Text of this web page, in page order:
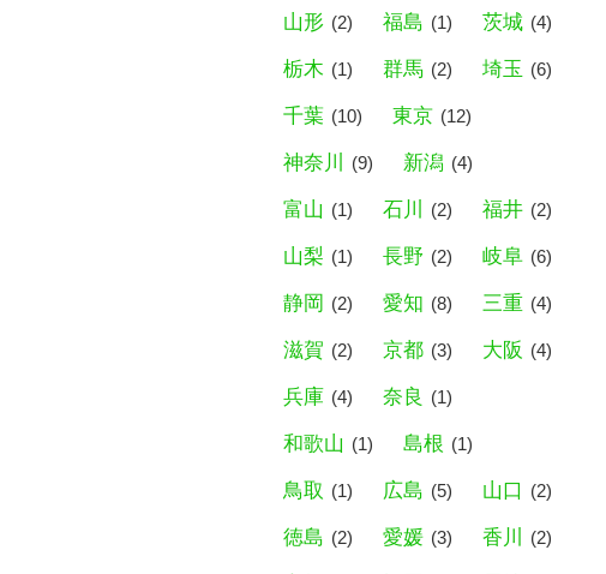
山形 (2) 福島 (1) 茨城 (4)
栃木 (1) 群馬 (2) 埼玉 (6)
千葉 (10) 東京 (12)
神奈川 (9) 新潟 (4)
富山 (1) 石川 (2) 福井 (2)
山梨 (1) 長野 (2) 岐阜 (6)
静岡 (2) 愛知 (8) 三重 (4)
滋賀 (2) 京都 (3) 大阪 (4)
兵庫 (4) 奈良 (1)
和歌山 (1) 島根 (1)
鳥取 (1) 広島 (5) 山口 (2)
徳島 (2) 愛媛 (3) 香川 (2)